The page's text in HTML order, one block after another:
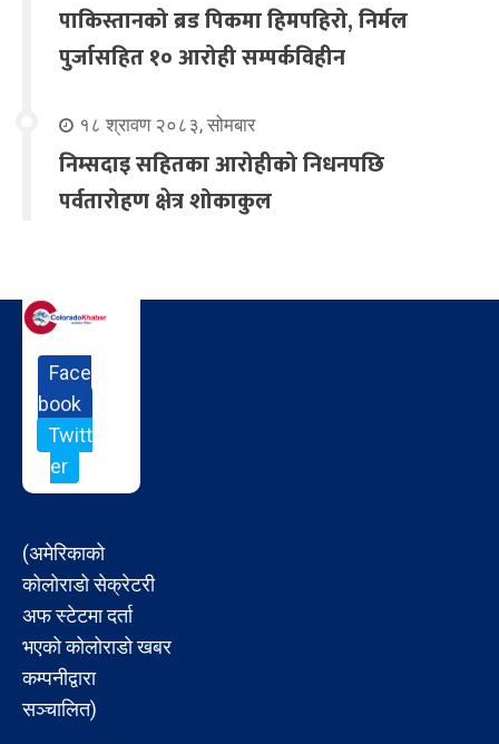
पाकिस्तानको ब्रड पिकमा हिमपहिरो, निर्मल
पुर्जासहित १० आरोही सम्पर्कविहीन
१८ श्रावण २०८३, सोमबार
निम्सदाइ सहितका आरोहीको निधनपछि
पर्वतारोहण क्षेत्र शोकाकुल
Face
book
Twitt
er
(अमेरिकाको
कोलोराडो सेक्रेटरी
अफ स्टेटमा दर्ता
भएको कोलोराडो खबर
कम्पनीद्वारा
सञ्चालित)